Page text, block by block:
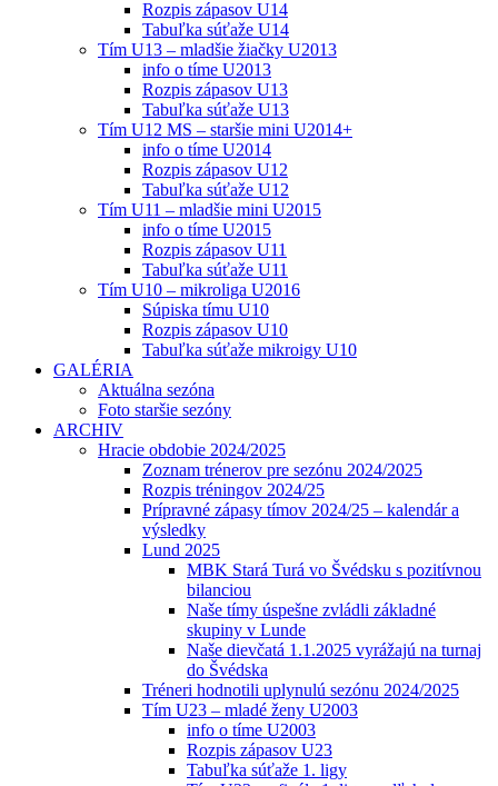
Rozpis zápasov U14
Tabuľka súťaže U14
Tím U13 – mladšie žiačky U2013
info o tíme U2013
Rozpis zápasov U13
Tabuľka súťaže U13
Tím U12 MS – staršie mini U2014+
info o tíme U2014
Rozpis zápasov U12
Tabuľka súťaže U12
Tím U11 – mladšie mini U2015
info o tíme U2015
Rozpis zápasov U11
Tabuľka súťaže U11
Tím U10 – mikroliga U2016
Súpiska tímu U10
Rozpis zápasov U10
Tabuľka súťaže mikroigy U10
GALÉRIA
Aktuálna sezóna
Foto staršie sezóny
ARCHIV
Hracie obdobie 2024/2025
Zoznam trénerov pre sezónu 2024/2025
Rozpis tréningov 2024/25
Prípravné zápasy tímov 2024/25 – kalendár a
výsledky
Lund 2025
MBK Stará Turá vo Švédsku s pozitívnou
bilanciou
Naše tímy úspešne zvládli základné
skupiny v Lunde
Naše dievčatá 1.1.2025 vyrážajú na turnaj
do Švédska
Tréneri hodnotili uplynulú sezónu 2024/2025
Tím U23 – mladé ženy U2003
info o tíme U2003
Rozpis zápasov U23
Tabuľka súťaže 1. ligy